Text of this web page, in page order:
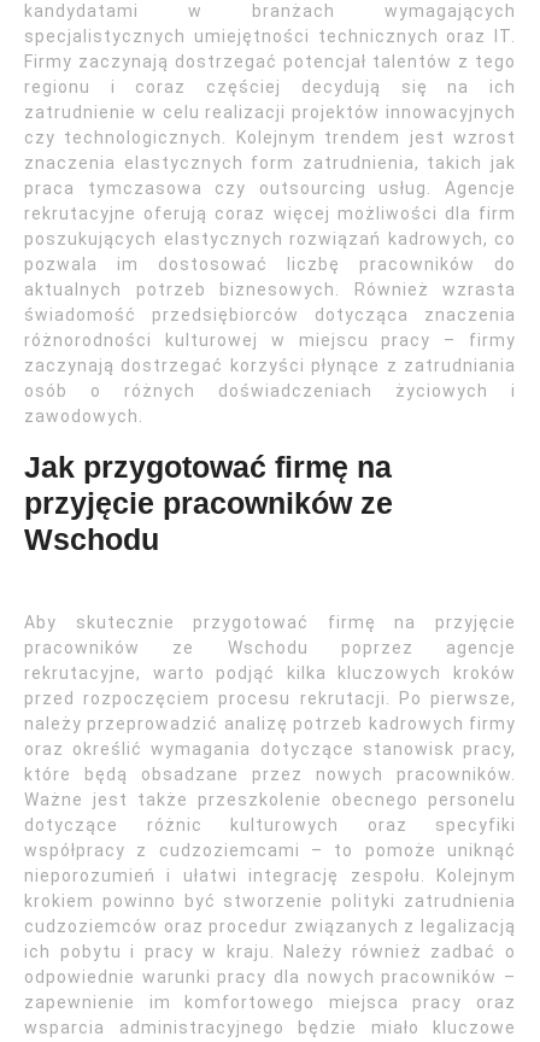
kandydatami w branżach wymagających
specjalistycznych umiejętności technicznych oraz IT.
Firmy zaczynają dostrzegać potencjał talentów z tego
regionu i coraz częściej decydują się na ich
zatrudnienie w celu realizacji projektów innowacyjnych
czy technologicznych. Kolejnym trendem jest wzrost
znaczenia elastycznych form zatrudnienia, takich jak
praca tymczasowa czy outsourcing usług. Agencje
rekrutacyjne oferują coraz więcej możliwości dla firm
poszukujących elastycznych rozwiązań kadrowych, co
pozwala im dostosować liczbę pracowników do
aktualnych potrzeb biznesowych. Również wzrasta
świadomość przedsiębiorców dotycząca znaczenia
różnorodności kulturowej w miejscu pracy – firmy
zaczynają dostrzegać korzyści płynące z zatrudniania
osób o różnych doświadczeniach życiowych i
zawodowych.
Jak przygotować firmę na
przyjęcie pracowników ze
Wschodu
Aby skutecznie przygotować firmę na przyjęcie
pracowników ze Wschodu poprzez agencje
rekrutacyjne, warto podjąć kilka kluczowych kroków
przed rozpoczęciem procesu rekrutacji. Po pierwsze,
należy przeprowadzić analizę potrzeb kadrowych firmy
oraz określić wymagania dotyczące stanowisk pracy,
które będą obsadzane przez nowych pracowników.
Ważne jest także przeszkolenie obecnego personelu
dotyczące różnic kulturowych oraz specyfiki
współpracy z cudzoziemcami – to pomoże uniknąć
nieporozumień i ułatwi integrację zespołu. Kolejnym
krokiem powinno być stworzenie polityki zatrudnienia
cudzoziemców oraz procedur związanych z legalizacją
ich pobytu i pracy w kraju. Należy również zadbać o
odpowiednie warunki pracy dla nowych pracowników –
zapewnienie im komfortowego miejsca pracy oraz
wsparcia administracyjnego będzie miało kluczowe